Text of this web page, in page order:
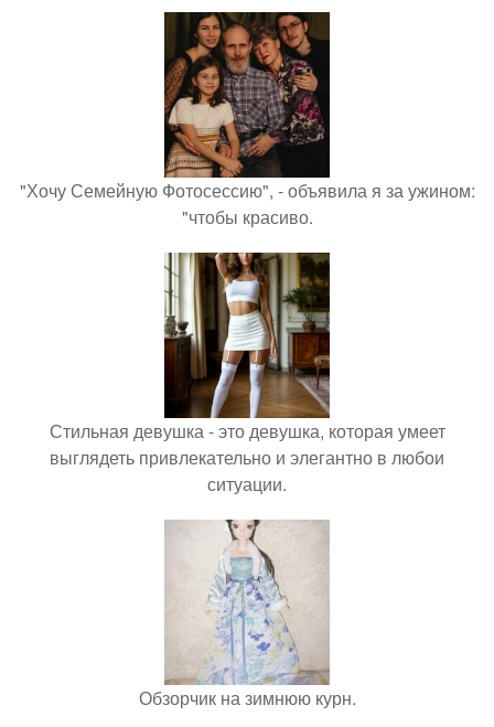
"Хочу Семейную Фотосессию", - объявила я за ужином:
"чтобы красиво.
Стильная девушка - это девушка, которая умеет
выглядеть привлекательно и элегантно в любои
ситуации.
Обзорчик на зимнюю курн.